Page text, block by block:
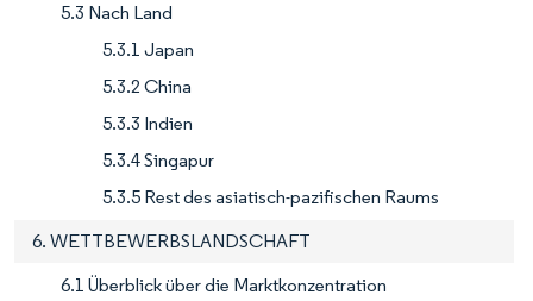
5.3 Nach Land
5.3.1 Japan
5.3.2 China
5.3.3 Indien
5.3.4 Singapur
5.3.5 Rest des asiatisch-pazifischen Raums
6. WETTBEWERBSLANDSCHAFT
6.1 Überblick über die Marktkonzentration